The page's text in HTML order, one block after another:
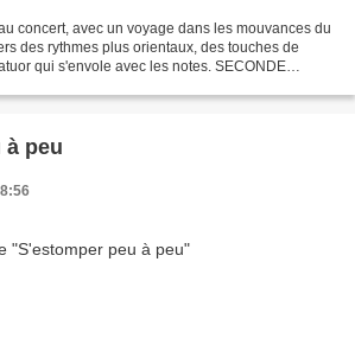
concert, avec un voyage dans les mouvances du
des rythmes plus orientaux, des touches de
qui s'envole avec les notes. SECONDE
à peu